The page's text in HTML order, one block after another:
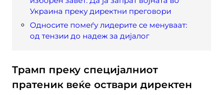
Украина преку директни преговори
Односите помеѓу лидерите се менуваат:
од тензии до надеж за дијалог
Трамп преку специјалниот
пратеник веќе оствари директен